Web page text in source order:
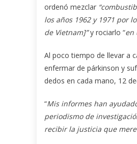
ordenó mezclar
los años 1962 y 1971 por
de Vietnam]”y rociarlo “en
Al poco tiempo de llevar a
enfermar de párkinson y
dedos en cada mano, 12
“Mis informes han
periodismo de
recibir la justicia que